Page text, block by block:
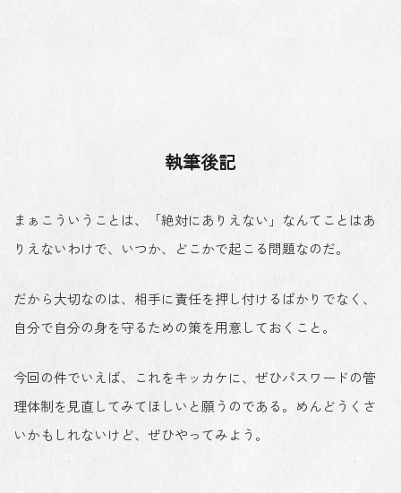
執筆後記
まぁこういうことは、「絶対にありえない」なんてことはあ
りえないわけで、いつか、どこかで起こる問題なのだ。
だから大切なのは、相手に責任を押し付けるばかりでなく、
自分で自分の身を守るための策を用意しておくこと。
今回の件でいえば、これをキッカケに、ぜひパスワードの管
理体制を見直してみてほしいと願うのである。めんどうくさ
いかもしれないけど、ぜひやってみよう。